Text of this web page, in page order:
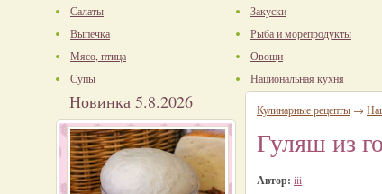
Салаты
Выпечка
Мясо, птица
Супы
Закуски
Рыба и морепродукты
Овощи
Национальная кухня
Новинка 5.8.2026 Кулинарные рецепты →
Гуляш из
Автор: iii